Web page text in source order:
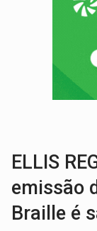
ELLIS
emissão
Braille é